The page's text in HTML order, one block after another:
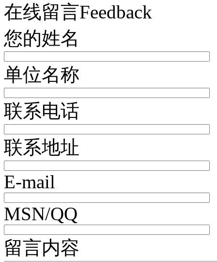
在线留言Feedback
您的姓名
单位名称
联系电话
联系地址
E-mail
MSN/QQ
留言内容